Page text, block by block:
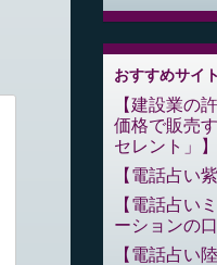
おすすめサイ
建設業の
価格で販売
セレント」
電話占い
電話占い
ーションの
電話占い